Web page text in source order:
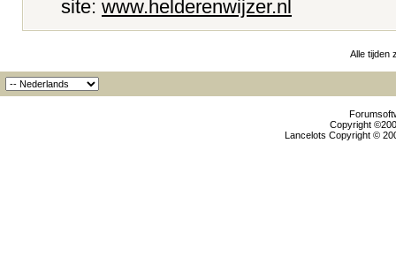
site: www.helderenwijzer.nl
Alle tijden
Copyright
Lancelots Copyright ©